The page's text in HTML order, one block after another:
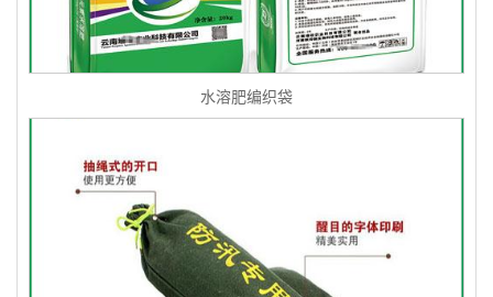
水溶肥编织袋